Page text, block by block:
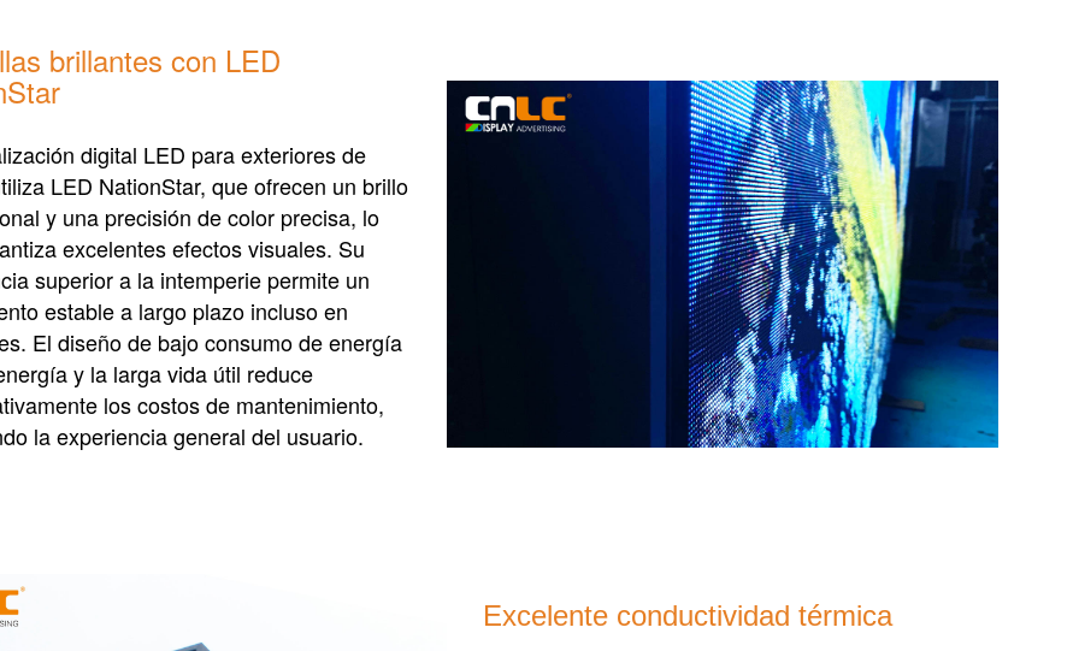
brillantes con LED
digital LED para exteriores de
LED NationStar, que ofrecen un brillo
y una precisión de color precisa, lo
excelentes efectos visuales. Su
superior a la intemperie permite un
estable a largo plazo incluso en
El diseño de bajo consumo de energía
y la larga vida útil reduce
los costos de mantenimiento,
la experiencia general del usuario.
Excelente conductividad térmica